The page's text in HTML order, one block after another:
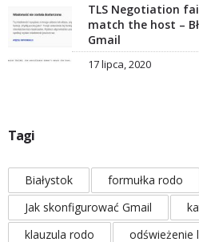
TLS Negotiation
match the host –
Gmail
17 lipca, 2020
Tagi
Białystok
formułka rodo
Jak skonfigurować Gmail
klauzula rodo
odświeżenie